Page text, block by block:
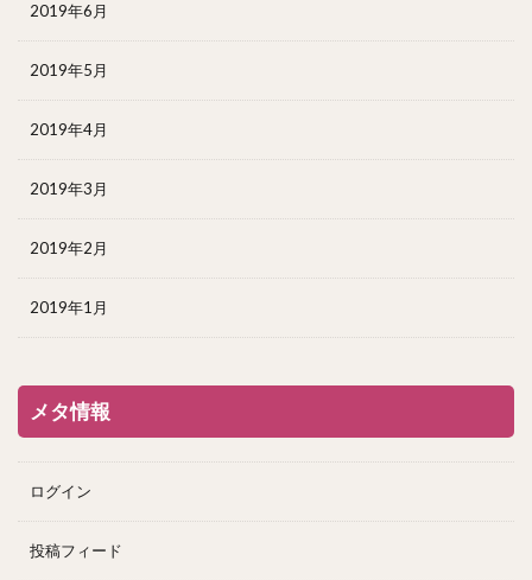
2019年6月
2019年5月
2019年4月
2019年3月
2019年2月
2019年1月
メタ情報
ログイン
投稿フィード